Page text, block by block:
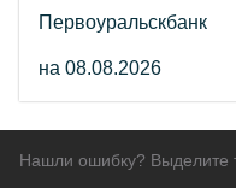
Первоуральскбанк
на 08.08.2026
Нашли ошибку? Выделите